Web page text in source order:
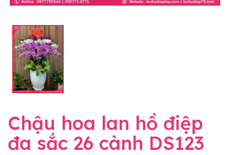
Chậu hoa lan hồ điệp
đa sắc 26 cành DS123